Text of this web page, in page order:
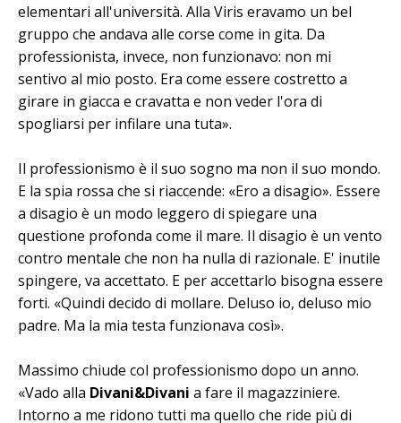
elementari all'università. Alla Viris eravamo un bel
gruppo che andava alle corse come in gita. Da
professionista, invece, non funzionavo: non mi
sentivo al mio posto. Era come essere costretto a
girare in giacca e cravatta e non veder l'ora di
spogliarsi per infilare una tuta».
Il professionismo è il suo sogno ma non il suo mondo.
E la spia rossa che si riaccende: «Ero a disagio». Essere
a disagio è un modo leggero di spiegare una
questione profonda come il mare. Il disagio è un vento
contro mentale che non ha nulla di razionale. E' inutile
spingere, va accettato. E per accettarlo bisogna essere
forti. «Quindi decido di mollare. Deluso io, deluso mio
padre. Ma la mia testa funzionava così».
Massimo chiude col professionismo dopo un anno.
«Vado alla Divani&Divani a fare il magazziniere.
Intorno a me ridono tutti ma quello che ride più di